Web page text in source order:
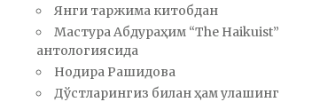
Янги таржима китобдан
Мастура Абдураҳим “The Haikuist”
антологиясида
Нодира Рашидова
Дўстларингиз билан ҳам улашинг